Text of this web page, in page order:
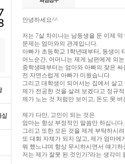
안녕하세요^^
저는 7살 차이나는 남동생을 둔 이제
문제는 엄마와의 관계입니다.
아빠가 초등학교 1학년때부터, 동생이
어느순간, 어머니는 제게 남편에게 의
중학생때부터는 엄마와 아빠의 잦은
전 자연스럽게 아빠가 미웠습니다.
그리고 대학생이 되어서는 집에서 살
제가 전공한 것을 살려 보겠다고 정규
제가 노는 것 처럼만 보이고, 돈도 못
제가 다만, 고민이 되는 것은
엄마는 항상 부정적인 말씀만 하십니
그리고 또한 모든 것을 제게 부탁하시
또 대화 자체가 되지 않고, 제가 엄마
뭐 했느냐며 항상 무시하시면서 얘기
저는 제가 잘못 된 것인가?라는 생각